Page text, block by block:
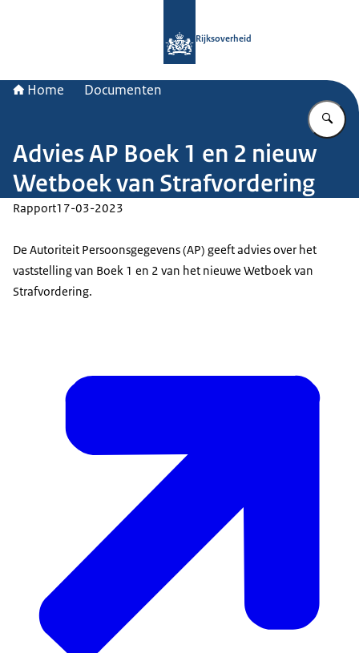
Rijksoverheid
Home Documenten
Advies AP Boek 1 en 2 nieuw
Wetboek van Strafvordering
Rapport17-03-2023
De Autoriteit Persoonsgegevens (AP) geeft advies over het
vaststelling van Boek 1 en 2 van het nieuwe Wetboek van
Strafvordering.